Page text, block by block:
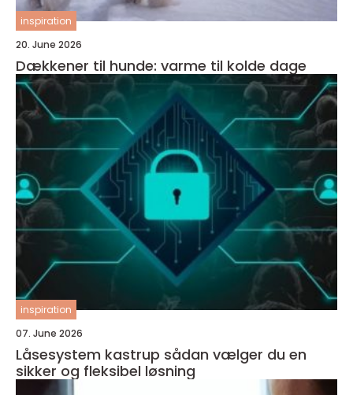
inspiration
20. June 2026
Dækkener til hunde: varme til kolde dage
inspiration
07. June 2026
Låsesystem kastrup sådan vælger du en
sikker og fleksibel løsning